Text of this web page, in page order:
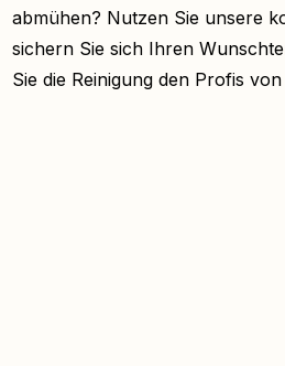
abmühen? Nutzen Sie unsere
sichern Sie sich Ihren
Sie die Reinigung den Profis